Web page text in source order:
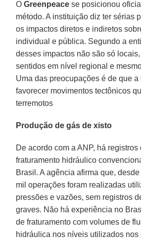
OGreenpeace se posicionou
método. A instituição diz ter sérias
os impactos diretos e indiretos
individual e pública. Segundo a
desses impactos não são só
sentidos em nível regional e
Uma das preocupações é de que a
favorecer movimentos tectônicos
terremotos
Produção de gás de xisto
De acordo com a ANP, há
fraturamento hidráulico
Brasil. A agência afirma que,
mil operações foram realizadas
pressões e vazões, sem registros
graves. Não há experiência no
de fraturamento com volumes de
hidráulica nos níveis utilizados nos